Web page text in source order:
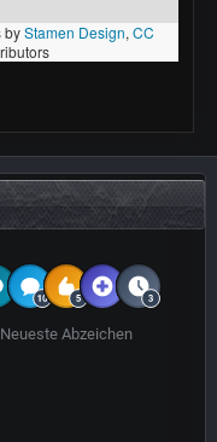
Neueste Abzeichen